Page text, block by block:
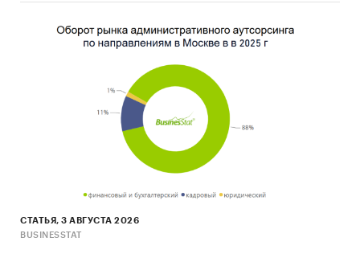
Россия / Центральный федеральный округ /
Московская область
СТАТЬЯ, 3 АВГУСТА 2026
BUSINESSTAT